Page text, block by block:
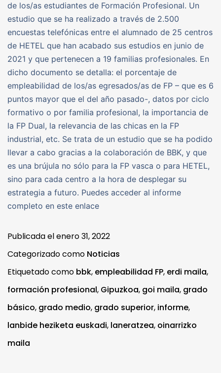
de los/as estudiantes de Formación Profesional. Un
estudio que se ha realizado a través de 2.500
encuestas telefónicas entre el alumnado de 25 centros
de HETEL que han acabado sus estudios en junio de
2021 y que pertenecen a 19 familias profesionales. En
dicho documento se detalla: el porcentaje de
empleabilidad de los/as egresados/as de FP – que es 6
puntos mayor que el del año pasado-, datos por ciclo
formativo o por familia profesional, la importancia de
la FP Dual, la relevancia de las chicas en la FP
industrial, etc. Se trata de un estudio que se ha podido
llevar a cabo gracias a la colaboración de BBK, y que
es una brújula no sólo para la FP vasca o para HETEL,
sino para cada centro a la hora de desplegar su
estrategia a futuro. Puedes acceder al informe
completo en este enlace
Publicada elenero 31, 2022
Categorizado como Noticias
Etiquetado como bbk, empleabilidad FP, erdi maila,
formación profesional, Gipuzkoa, goi maila, grado
básico, grado medio, grado superior, informe,
lanbide heziketa euskadi, laneratzea, oinarrizko
maila